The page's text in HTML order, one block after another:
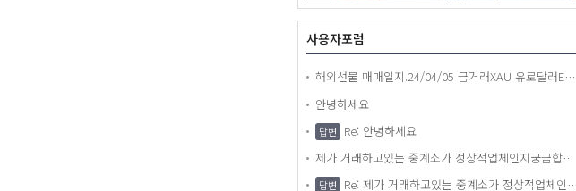
사용자포럼
해외선물 매매일지.24/04/05 금거래XAU 유로달러EURUSD 수익 +13달러
안녕하세요
답변
Re: 안녕하세요
제가 거래하고있는 중계소가 정상적업체인지궁금합니다
답변
Re: 제가 거래하고있는 중계소가 정상적업체인지궁금합니다